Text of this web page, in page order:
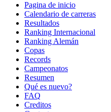
Pagina de inicio
Calendario de carreras
Resultados
Ranking Internacional
Ranking Alemán
Copas
Records
Campeonatos
Resumen
Qué es nuevo?
FAQ
Creditos